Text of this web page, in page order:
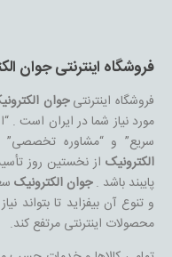
فروشگاه اینترنتی جوان
فروشگاه اینترنتیجوان
مورد نیاز شما در ایران است .
سریع” و “مشاوره
الکترونیکاز نخستین روز
پایبند باشد .جوان الکترونیک
و تنوع آن بیفزاید تا بتواند
محصولات اینترنتی مرتفع کند.